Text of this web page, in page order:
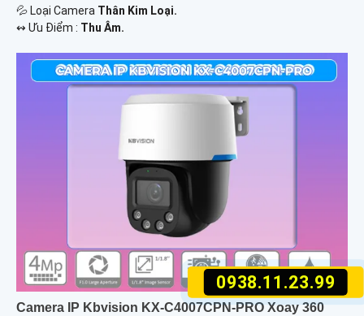
0938.11.23.99
💦 Loại Camera Thân Kim Loại.
️↭ Ưu Điểm : Thu Âm.
Camera IP Kbvision KX-C4007CPN-PRO Xoay 360